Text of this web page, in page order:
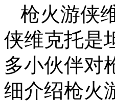
枪火游侠
侠维克托是
多小伙伴对
细介绍枪火